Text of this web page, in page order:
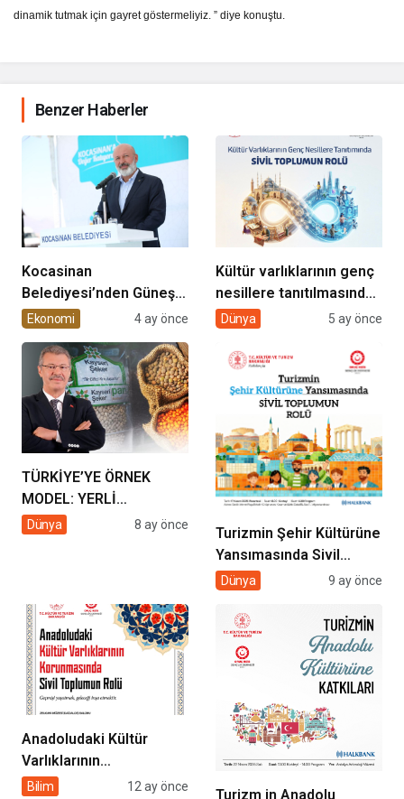
dinamik tutmak için gayret göstermeliyiz. ” diye konuştu.
Benzer Haberler
Kocasinan
Belediyesi’nden Güneş
Enerjisi Hamlesi
Ekonomi 4 ay önce
Kültür varlıklarının genç
nesillere tanıtılmasında
sivil toplumun rolü
Dünya 5 ay önce
TÜRKİYE’YE ÖRNEK
MODEL: YERLİ
ÜRETİMDE KAYSERİ
Dünya 8 ay önce
Turizmin Şehir Kültürüne
Yansımasında Sivil
Toplumun Rolü
Dünya 9 ay önce
Anadoludaki Kültür
Varlıklarının
Korunmasında Sivil
Bilim 12 ay önce Turizm in Anadolu